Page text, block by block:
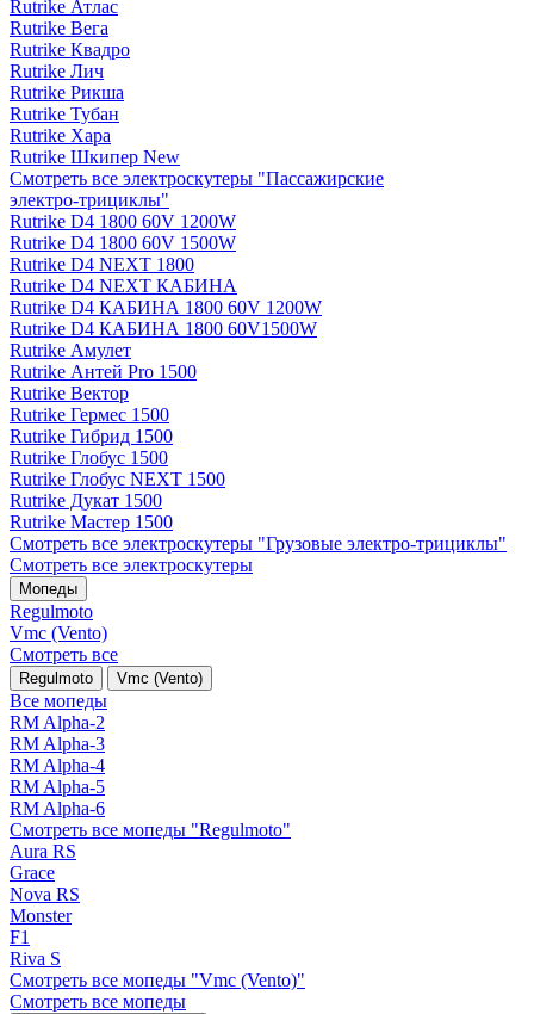
Rutrike Атлас
Rutrike Вега
Rutrike Квадро
Rutrike Лич
Rutrike Рикша
Rutrike Тубан
Rutrike Хара
Rutrike Шкипер New
Смотреть все электро­скутеры "Пассажирские
электро‑трициклы"
Rutrike D4 1800 60V 1200W
Rutrike D4 1800 60V 1500W
Rutrike D4 NEXT 1800
Rutrike D4 NEXT КАБИНА
Rutrike D4 КАБИНА 1800 60V 1200W
Rutrike D4 КАБИНА 1800 60V1500W
Rutrike Амулет
Rutrike Антей Pro 1500
Rutrike Вектор
Rutrike Гермес 1500
Rutrike Гибрид 1500
Rutrike Глобус 1500
Rutrike Глобус NEXT 1500
Rutrike Дукат 1500
Rutrike Мастер 1500
Смотреть все электро­скутеры "Грузовые электро‑трициклы"
Смотреть все электро­скутеры
Мопеды
Regulmoto
Vmc (Vento)
Смотреть все
Regulmoto Vmc (Vento)
Все мопеды
RM Alpha-2
RM Alpha-3
RM Alpha-4
RM Alpha-5
RM Alpha-6
Смотреть все мопеды "Regulmoto"
Aura RS
Grace
Nova RS
Monster
F1
Riva S
Смотреть все мопеды "Vmc (Vento)"
Смотреть все мопеды